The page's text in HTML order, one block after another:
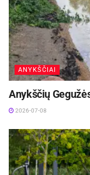
ANYKŠČIAI
Anykščių
2026-07-08